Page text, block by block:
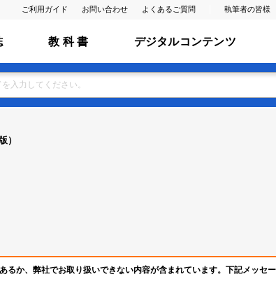
ご利用ガイド お問い合わせ よくあるご質問 執筆者の皆様
教 科 書 デジタルコンテンツ
）
るか、弊社でお取り扱いできない内容が含まれています。下記メッセ